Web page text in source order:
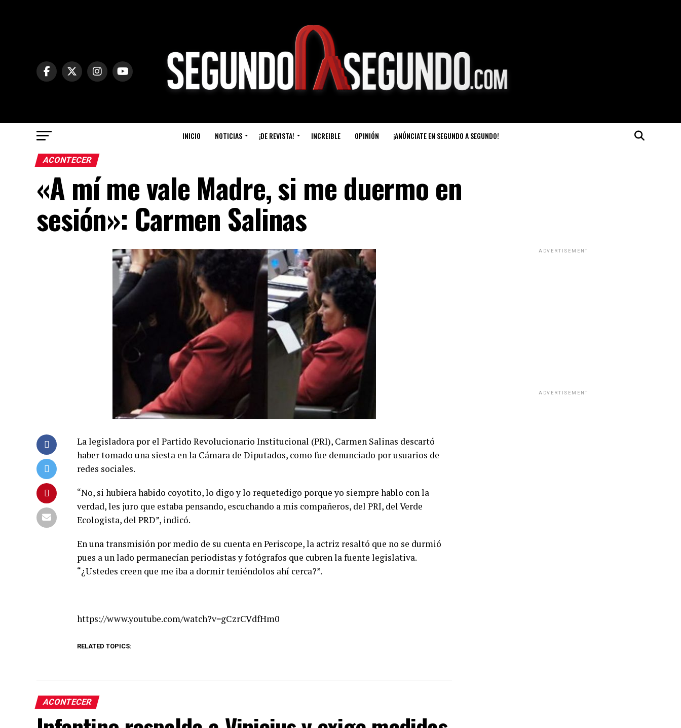
INICIO NOTICIAS ¡DE REVISTA! INCREIBLE OPINIÓN ¡ANÚNCIATE EN SEGUNDO A SEGUNDO!
ACONTECER
«A mí me vale Madre, si me duermo en
sesión»: Carmen Salinas
La legisladora por el Partido Revolucionario Institucional (PRI), Carmen Salinas descartó
haber tomado una siesta en la Cámara de Diputados, como fue denunciado por usuarios de
redes sociales.
“No, si hubiera habido coyotito, lo digo y lo requetedigo porque yo siempre hablo con la
verdad, les juro que estaba pensando, escuchando a mis compañeros, del PRI, del Verde
Ecologista, del PRD”, indicó.
En una transmisión por medio de su cuenta en Periscope, la actriz resaltó que no se durmió
pues a un lado permanecían periodistas y fotógrafos que cubren la fuente legislativa.
“¿Ustedes creen que me iba a dormir teniéndolos ahí cerca?”.
https://www.youtube.com/watch?v=gCzrCVdfHm0
RELATED TOPICS:
ACONTECER
ADVERTISEMENT
ADVERTISEMENT